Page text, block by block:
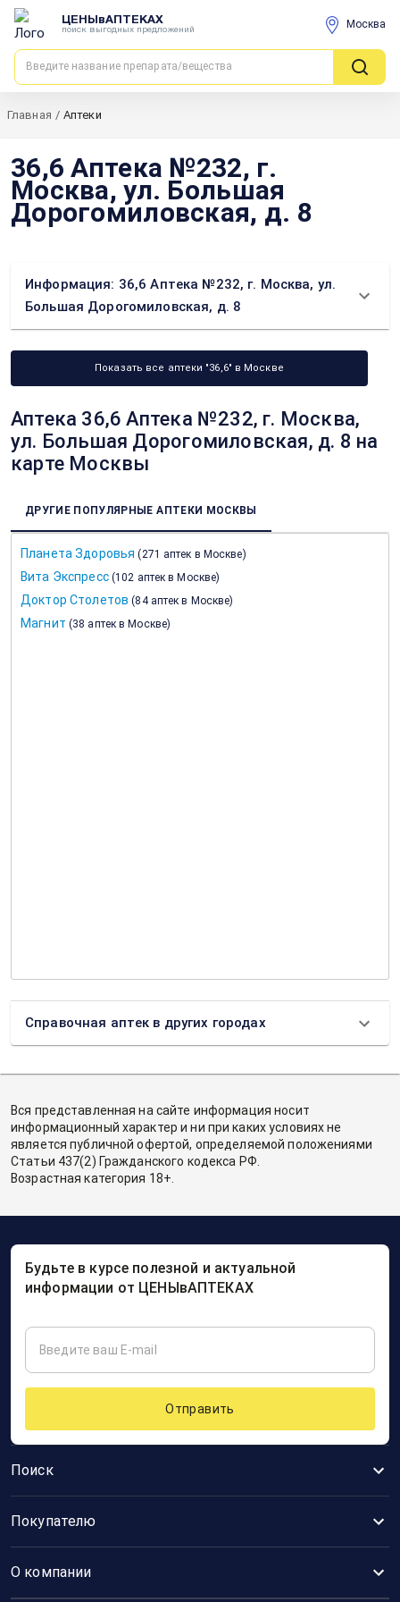
ЦЕНЫвАПТЕКАХ
поиск выгодных предложений Москва
Главная / Аптеки
36,6 Аптека №232, г.
Москва, ул. Большая
Дорогомиловская, д. 8
Информация: 36,6 Аптека №232, г. Москва, ул.
Большая Дорогомиловская, д. 8
Показать все аптеки "36,6" в Москве
Аптека 36,6 Аптека №232, г. Москва,
ул. Большая Дорогомиловская, д. 8 на
карте Москвы
ДРУГИЕ ПОПУЛЯРНЫЕ АПТЕКИ МОСКВЫ
Планета Здоровья (271 аптек в Москве)
Вита Экспресс (102 аптек в Москве)
Доктор Столетов (84 аптек в Москве)
Магнит (38 аптек в Москве)
Справочная аптек в других городах
Вся представленная на сайте информация носит
информационный характер и ни при каких условиях не
является публичной офертой, определяемой положениями
Статьи 437(2) Гражданского кодекса РФ.
Возрастная категория 18+.
Поиск
Покупателю
О компании
Будьте в курсе полезной и актуальной
информации от ЦЕНЫвАПТЕКАХ
Отправить